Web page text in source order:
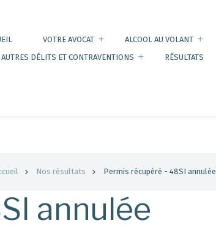
VOTRE AVOCAT ALCOOL AU VOLANT
AUTRES DÉLITS ET CONTRAVENTIONS
RÉSULTATS
Nos résultats Permis récupéré - 48SI annulée
annulée